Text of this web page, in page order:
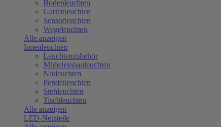
Bodenleuchten
Gartenleuchten
Sensorleuchten
Wegeleuchten
Alle anzeigen
Innenleuchten
Leuchtenzubehör
Möbeleinbauleuchten
Notleuchten
Pendelleuchten
Stehleuchten
Tischleuchten
Alle anzeigen
LED-Netzteile